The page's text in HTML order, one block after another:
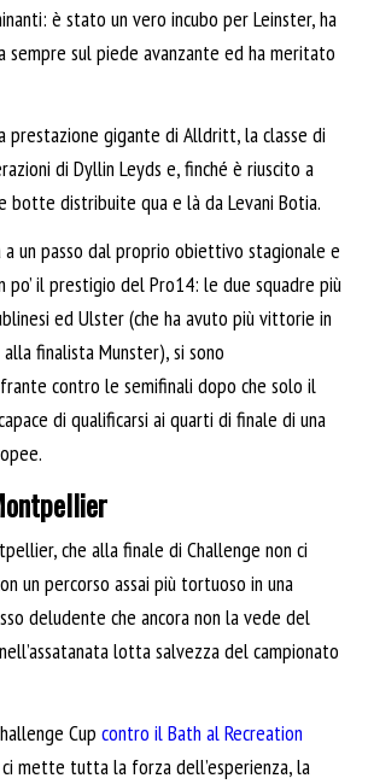
è stato un vero incubo per Leinster, ha
sempre sul piede avanzante ed ha meritato
prestazione gigante di Alldritt, la classe di
di Dyllin Leyds e, finché è riuscito a
botte distribuite qua e là da Levani Botia.
a un passo dal proprio obiettivo stagionale e
po’ il prestigio del Pro14: le due squadre più
ed Ulster (che ha avuto più vittorie in
finalista Munster), si sono
contro le semifinali dopo che solo il
di qualificarsi ai quarti di finale di una
che alla finale di Challenge non ci
un percorso assai più tortuoso in una
deludente che ancora non la vede del
lotta salvezza del campionato
Cup contro il Bath al Recreation
mette tutta la forza dell’esperienza, la